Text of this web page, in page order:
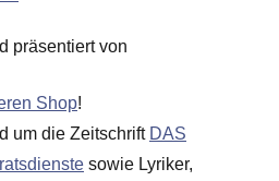
präsentiert von
Shop!
um die Zeitschrift DAS
sowie Lyriker,